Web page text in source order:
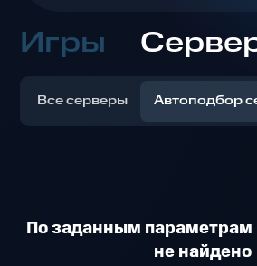
Игры
Все серверы Автоподбор
По заданным параметрам
не найдено